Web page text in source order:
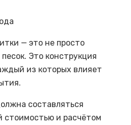
— это не просто
Это конструкция
из которых влияет
составляться
стоимостью и расчётом